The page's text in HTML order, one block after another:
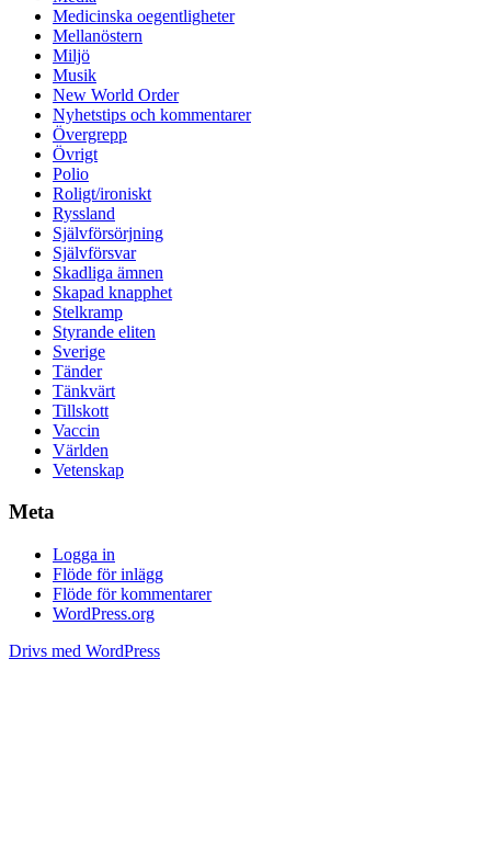
Medicinska oegentligheter
Mellanöstern
Miljö
Musik
New World Order
Nyhetstips och kommentarer
Övergrepp
Övrigt
Polio
Roligt/ironiskt
Ryssland
Självförsörjning
Självförsvar
Skadliga ämnen
Skapad knapphet
Stelkramp
Styrande eliten
Sverige
Tänder
Tänkvärt
Tillskott
Vaccin
Världen
Vetenskap
Meta
Logga in
Flöde för inlägg
Flöde för kommentarer
WordPress.org
Drivs med WordPress